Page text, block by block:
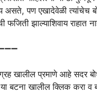
असते, पण एखादेवेळी त्यांचेच
झाल्याशिवाय राहात
खालील प्रमाणे आहे सदर
बटना खालील क्लिक करा व